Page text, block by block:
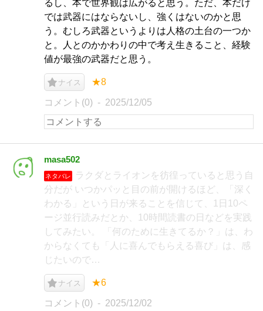
るし、本で世界観は広がると思う。ただ、本だけ
では武器にはならないし、強くはないのかと思
う。むしろ武器というよりは人格の土台の一つか
と。人とのかかわりの中で考え生きること、経験
値が最強の武器だと思う。
ナイス ★8
コメント(0) 2025/12/05
masa502
ネタバレ
ラクダとライオンを彷徨っていると思う自
分だが いつかパッと目の前が開けるほど、「深く
わかる」という日が来ることを信じて、1日10ペ
ージ並行読みだとか、10時間読書の日などを実践
してみたい。 「何のために生きてるか？」は、わ
からなくても「人に喜んでもらえる喜び」は、感
じたいので…
ナイス ★6
コメント(0) 2025/12/02